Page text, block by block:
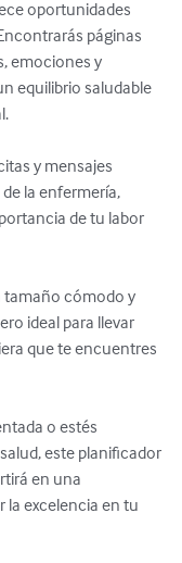
oportunidades
páginas
emociones y
equilibrio saludable
y mensajes
la enfermería,
de tu labor
tamaño cómodo y
ideal para llevar
que te encuentres
o estés
este planificador
en una
la excelencia en tu